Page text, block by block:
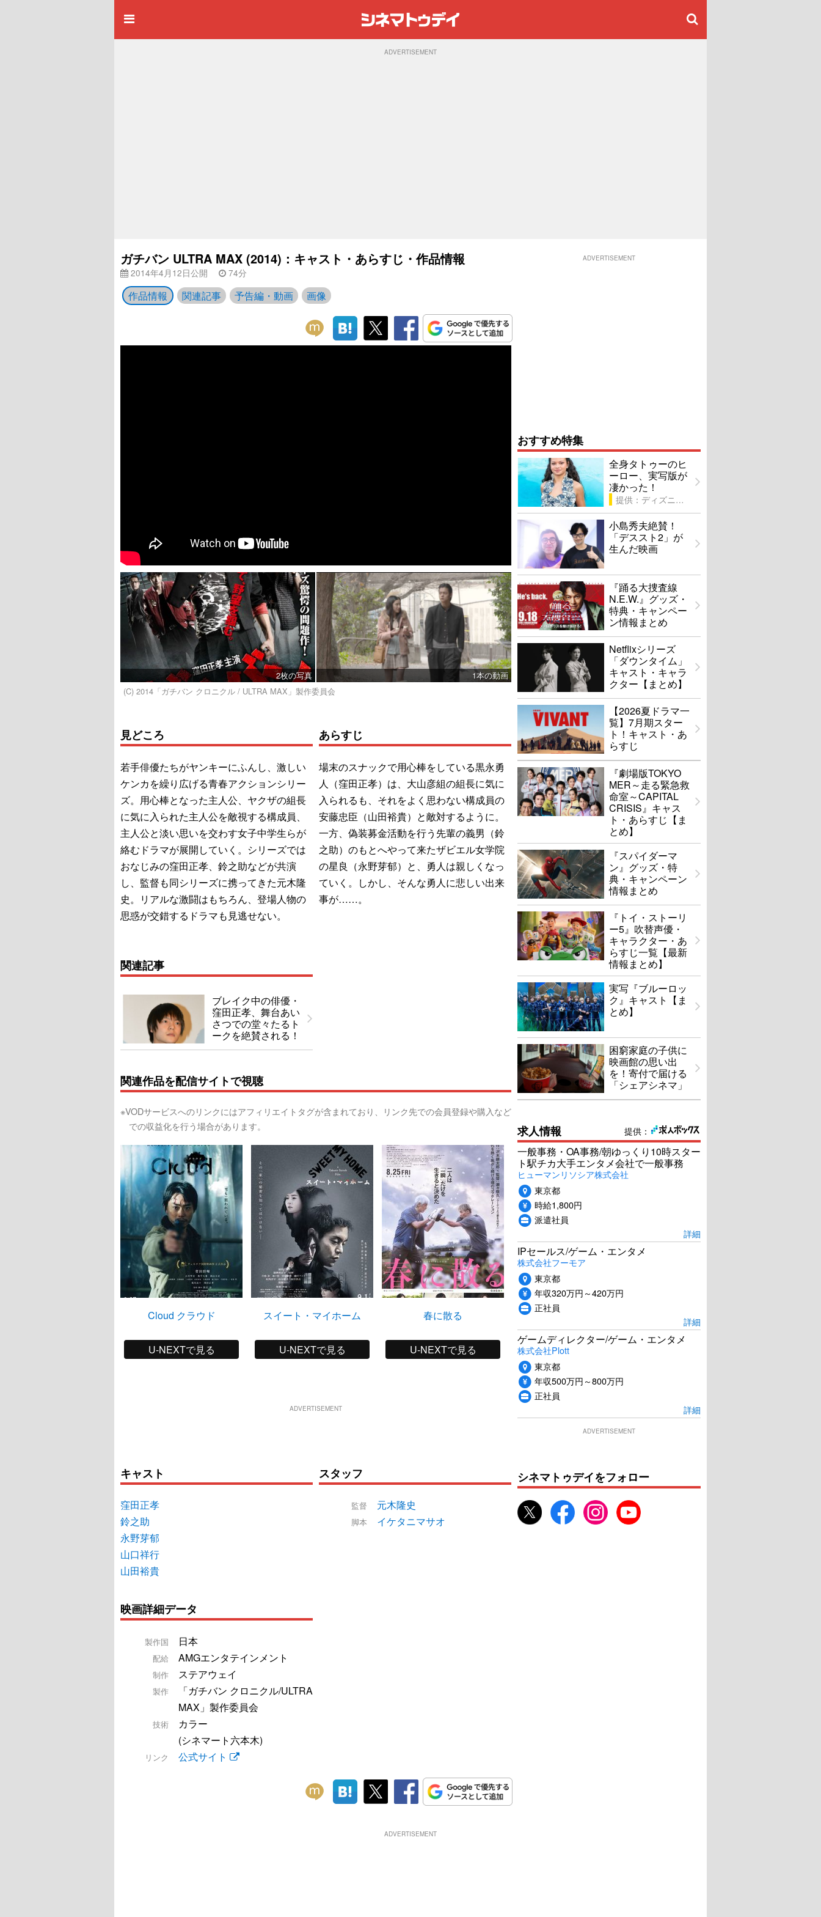
ADVERTISEMENT
ガチバン ULTRA MAX (2014)：キャスト・あらすじ・作品情報
2014年4月12日公開 74分
作品情報 関連記事 予告編・動画 画像
2枚の写真
1本の動画
(C) 2014「ガチバン クロニクル / ULTRA MAX」製作委員会
見どころ
若手俳優たちがヤンキーにふんし、激しい
ケンカを繰り広げる青春アクションシリー
ズ。用心棒となった主人公、ヤクザの組長
に気に入られた主人公を敵視する構成員、
主人公と淡い思いを交わす女子中学生らが
絡むドラマが展開していく。シリーズでは
おなじみの窪田正孝、鈴之助などが共演
し、監督も同シリーズに携ってきた元木隆
史。リアルな激闘はもちろん、登場人物の
思惑が交錯するドラマも見逃せない。
あらすじ
場末のスナックで用心棒をしている黒永勇
人（窪田正孝）は、大山彦組の組長に気に
入られるも、それをよく思わない構成員の
安藤忠臣（山田裕貴）と敵対するように。
一方、偽装募金活動を行う先輩の義男（鈴
之助）のもとへやって来たザビエル女学院
の星良（永野芽郁）と、勇人は親しくなっ
ていく。しかし、そんな勇人に悲しい出来
事が……。
関連記事
ブレイク中の俳優・
窪田正孝、舞台あい
さつでの堂々たるト
ークを絶賛される！
関連作品を配信サイトで視聴
※VODサービスへのリンクにはアフィリエイトタグが含まれており、リンク先での会員登録や購入など
での収益化を行う場合があります。
Cloud クラウド
U-NEXTで見る
スイート・マイホーム
U-NEXTで見る
春に散る
U-NEXTで見る U-NEXTで見る
ある男
ADVERTISEMENT
キャスト
窪田正孝
鈴之助
永野芽郁
山口祥行
山田裕貴
スタッフ
監督 元木隆史
脚本 イケタニマサオ
映画詳細データ
製作国 日本
配給 AMGエンタテインメント
制作 ステアウェイ
製作
「ガチバン クロニクル/ULTRA
MAX」製作委員会
技術
カラー
(シネマート六本木)
リンク 公式サイト
ADVERTISEMENT
おすすめ特集
全身タトゥーのヒ
ーロー、実写版が
凄かった！
提供：ディズニー
小島秀夫絶賛！
「デススト2」が
生んだ映画
『踊る大捜査線
N.E.W.』グッズ・
特典・キャンペー
ン情報まとめ
Netflixシリーズ
「ダウンタイム」
キャスト・キャラ
クター【まとめ】
【2026夏ドラマ一
覧】7月期スター
ト！キャスト・あ
らすじ
『劇場版TOKYO
MER～走る緊急救
命室～CAPITAL
CRISIS』キャス
ト・あらすじ【ま
とめ】
『スパイダーマ
ン』グッズ・特
典・キャンペーン
情報まとめ
『トイ・ストーリ
ー5』吹替声優・
キャラクター・あ
らすじ一覧【最新
情報まとめ】
実写『ブルーロッ
ク』キャスト【ま
とめ】
困窮家庭の子供に
映画館の思い出
を！寄付で届ける
「シェアシネマ」
提供：
求人情報
一般事務・OA事務/朝ゆっくり10時スター
ト駅チカ大手エンタメ会社で一般事務
ヒューマンリソシア株式会社
東京都
時給1,800円
派遣社員
詳細
IPセールス/ゲーム・エンタメ
株式会社フーモア
東京都
年収320万円～420万円
正社員
詳細
ゲームディレクター/ゲーム・エンタメ
株式会社Plott
東京都
年収500万円～800万円
正社員
詳細
ADVERTISEMENT
シネマトゥデイをフォロー
ADVERTISEMENT